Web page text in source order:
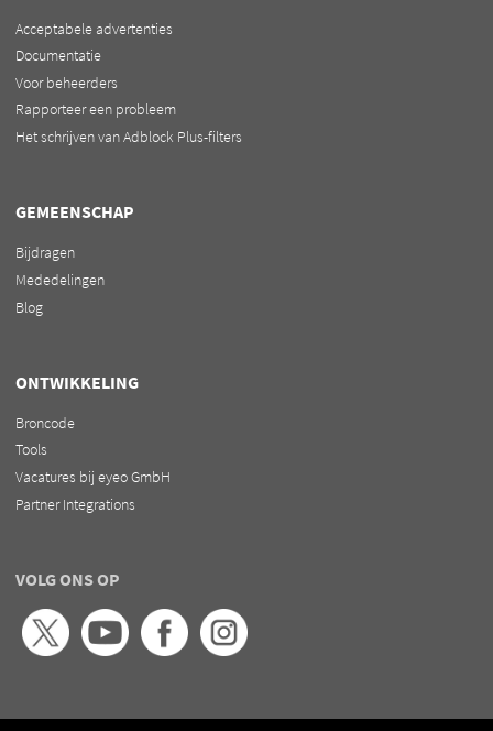
Acceptabele advertenties
Documentatie
Voor beheerders
Rapporteer een probleem
Het schrijven van Adblock Plus-filters
GEMEENSCHAP
Bijdragen
Mededelingen
Blog
ONTWIKKELING
Broncode
Tools
Vacatures bij eyeo GmbH
Partner Integrations
VOLG ONS OP